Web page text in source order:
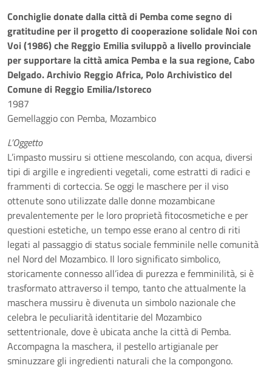
Conchiglie donate dalla città di Pemba come segno di
gratitudine per il progetto di cooperazione solidale Noi con
Voi (1986) che Reggio Emilia sviluppò a livello provinciale
per supportare la città amica Pemba e la sua regione, Cabo
Delgado. Archivio Reggio Africa, Polo Archivistico del
Comune di Reggio Emilia/Istoreco
1987
Gemellaggio con Pemba, Mozambico
L’Oggetto
L’impasto mussiru si ottiene mescolando, con acqua, diversi
tipi di argille e ingredienti vegetali, come estratti di radici e
frammenti di corteccia. Se oggi le maschere per il viso
ottenute sono utilizzate dalle donne mozambicane
prevalentemente per le loro proprietà fitocosmetiche e per
questioni estetiche, un tempo esse erano al centro di riti
legati al passaggio di status sociale femminile nelle comunità
nel Nord del Mozambico. Il loro significato simbolico,
storicamente connesso all’idea di purezza e femminilità, si è
trasformato attraverso il tempo, tanto che attualmente la
maschera mussiru è divenuta un simbolo nazionale che
celebra le peculiarità identitarie del Mozambico
settentrionale, dove è ubicata anche la città di Pemba.
Accompagna la maschera, il pestello artigianale per
sminuzzare gli ingredienti naturali che la compongono.